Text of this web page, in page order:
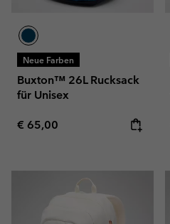
Neue Farben
Buxton™ 26L Rucksack
für Unisex
Regular price:
€ 65,00